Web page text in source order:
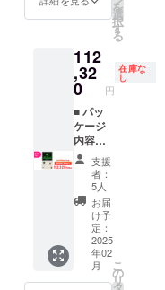
期が遅
りま
す。
につい
て 発送
は2025
予定で
す。ご
注文状
況、使
用材料
の供給
状況、
製造工
程上の
都合等
により
出荷時
3.2
Type-C
ポート
×1（10
Gbps，
Display
Port
1.4）
microS
D 3.0
カード
スロッ
ト×1 技
適マー
ク刻印
付き 技
適本体
スト
512GB
カ
ラー：
アーク
ティッ
クブ
ラック
バッテ
リー：
6000m
Ah（25
W，PD
急速充
電） 10
点マル
チタッ
チ(タッ
/ リフ
レート
60Hz
SoC：
Snapdr
agon
G3x
Gen2
CPU：
最大
3.36GH
z
GPU：
動作ク
ロック
1GHz
メモ
リ：
書は
（https:
//www.a
ya-
neo.jp/
manual
）に公
開 ■ 主
な仕様
3.92イ
ンチ / 有
機EL
ディス
プレイ
（OLED
1240×1
080 /
りませ
，L1/L2
背面ボ
タンス
ペア入
り 国内
１年間
サポー
ト（株
式会社
天空）
取扱説
明書
（英語/
中国
語） ※
発売後
に日本
を
選
択
す
る
112
,32
0 円
在庫な
し
■ パッ
ケージ
内容
AYANE
O
POCKE
T DMG
本体 充
電ケー
ブル
（アダ
プター
は付属
支援
者：
5人
お届
け予
定：
2025
年02
月
こ
の
リ